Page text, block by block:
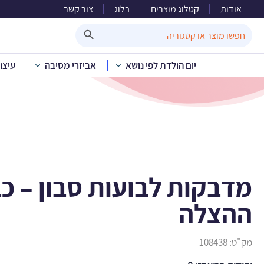
אודות קטלוג מוצרים בלוג צור קשר
for:
יום הולדת לפי נושא אביזרי מסיבה בית »קטלוג מוצרים» יום
מדבקות לבועות סבון –
ההצלה
מק"ט:108438